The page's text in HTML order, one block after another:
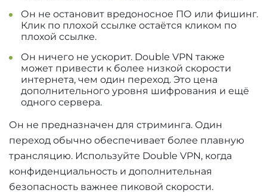
Он не остановит вредоносное ПО или фишинг.
Клик по плохой ссылке остаётся кликом по
плохой ссылке.
Он ничего не ускорит. Double VPN также
может привести к более низкой скорости
интернета, чем один переход. Это цена
дополнительного уровня шифрования и ещё
одного сервера.
Он не предназначен для стриминга. Один
переход обычно обеспечивает более плавную
трансляцию. Используйте Double VPN, когда
конфиденциальность и дополнительная
безопасность важнее пиковой скорости.